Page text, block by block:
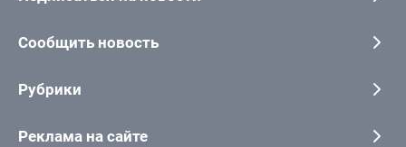
Сообщить новость
Рубрики
Реклама на сайте